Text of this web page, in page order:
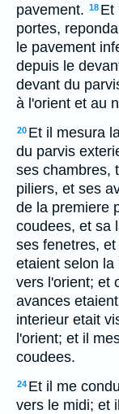
pavement. 18 Et
portes,
le pavement
depuis le
devant du
à l'orient et au
20 Et il mesura
du parvis
ses chambres,
piliers, et ses
de la premiere
coudees, et sa
ses fenetres,
etaient selon
vers l'orient; et
avances
interieur etait
l'orient; et il
coudees.
24 Et il me
vers le midi; et